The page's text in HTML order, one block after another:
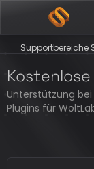
Supportbereiche
Unterstützung
Plugins für